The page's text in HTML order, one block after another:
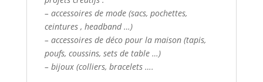
– accessoires de mode (sacs, pochettes,
ceintures , headband …)
– accessoires de déco pour la maison (tapis,
poufs, coussins, sets de table …)
– bijoux (colliers, bracelets ….